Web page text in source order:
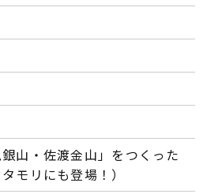
山・佐渡金山」をつくった
モリにも登場！）